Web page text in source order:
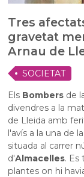
Tres
gravetat
Arnau de
SOCIETAT
Els Bombers de
divendres a la
de Lleida amb
l'avís a la una de
situada al carrer
d'Almacelles. Es
plantes on hi